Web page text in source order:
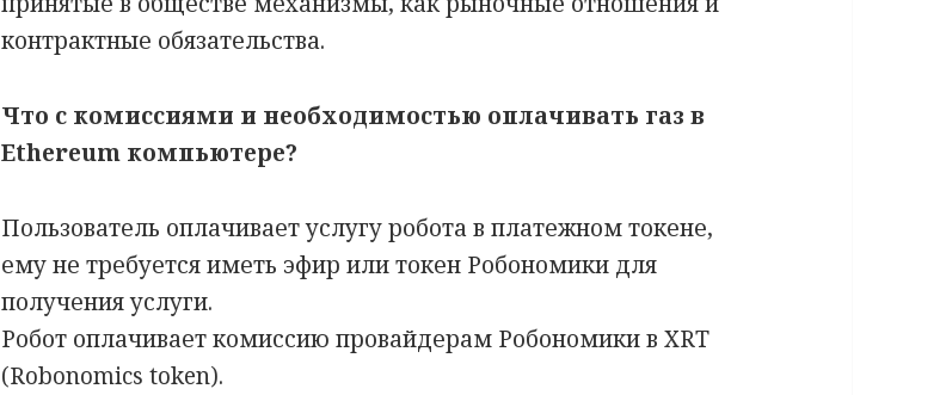
контрактные обязательства.
Что с комиссиями и необходимостью оплачивать газ в
Ethereum компьютере?
Пользователь оплачивает услугу робота в платежном токене,
ему не требуется иметь эфир или токен Робономики для
получения услуги.
Робот оплачивает комиссию провайдерам Робономики в XRT
(Robonomics token).